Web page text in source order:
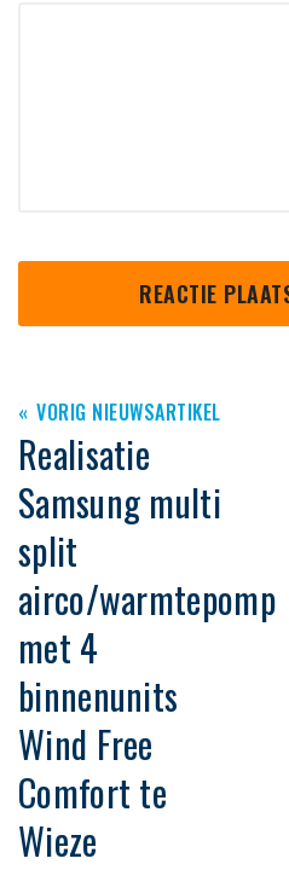
VORIG NIEUWSARTIKEL
Realisatie
Samsung multi
split
airco/warmtepomp
met 4
binnenunits
Wind Free
Comfort te
Wieze